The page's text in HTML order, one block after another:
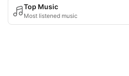
Top Music
Most listened music